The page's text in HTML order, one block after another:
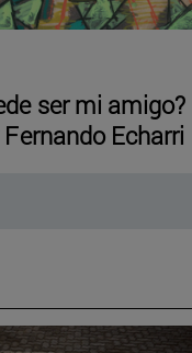
ser mi amigo?
Echarri